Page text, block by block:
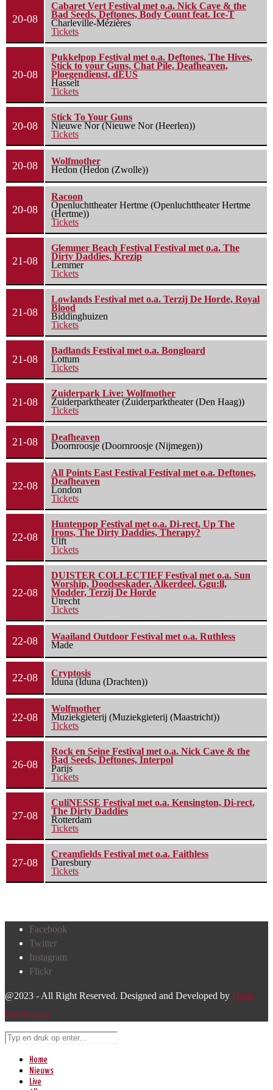
20-08
Cabaret Vert Festival met o.a. Nick Cave & the
Bad Seeds, Deftones, Body Count feat. Ice-T
Charleville-Mézières
Tickets
20-08
Pukkelpop Festival met o.a. Deftones, The Hives,
Stick to your Guns, Chat Pile, Deafheaven,
Ploegendienst, dEUS
Hasselt
Tickets
20-08
Stick To Your Guns
Nieuwe Nor (Nieuwe Nor (Heerlen))
Tickets
20-08
Wolfmother
Hedon (Hedon (Zwolle))
20-08
Racoon
Openluchttheater Hertme (Openluchttheater Hertme
(Hertme))
Tickets
21-08
Glemmer Beach Festival Festival met o.a. The
Dirty Daddies, Krezip
Lemmer
Tickets
21-08
Lowlands Festival met o.a. Terzij De Horde, Royal
Blood
Biddinghuizen
Tickets
21-08
Badlands Festival met o.a. Bongloard
Lottum
Tickets
21-08
Zuiderpark Live: Wolfmother
Zuiderparktheater (Zuiderparktheater (Den Haag))
Tickets
21-08
Deafheaven
Doornroosje (Doornroosje (Nijmegen))
22-08
All Points East Festival Festival met o.a. Deftones,
Deafheaven
London
Tickets
22-08
Huntenpop Festival met o.a. Di-rect, Up The
Irons, The Dirty Daddies, Therapy?
Ulft
Tickets
22-08
DUISTER COLLECTIEF Festival met o.a. Sun
Worship, Doodseskader, Alkerdeel, Ggu:ll,
Modder, Terzij De Horde
Utrecht
Tickets
22-08
Waailand Outdoor Festival met o.a. Ruthless
Made
22-08
Cryptosis
Iduna (Iduna (Drachten))
22-08
Wolfmother
Muziekgieterij (Muziekgieterij (Maastricht))
Tickets
26-08
Rock en Seine Festival met o.a. Nick Cave & the
Bad Seeds, Deftones, Interpol
Parijs
Tickets
27-08
CuliNESSE Festival met o.a. Kensington, Di-rect,
The Dirty Daddies
Rotterdam
Tickets
27-08
Creamfields Festival met o.a. Faithless
Daresbury
Tickets
Facebook
Twitter
Instagram
Flickr
@2023 - All Right Reserved. Designed and Developed by Harm
Lourenssen
Home
Nieuws
Live